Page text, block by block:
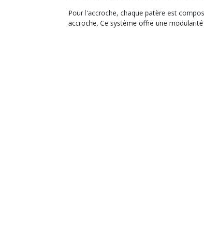
Pour l'accroche, chaque patère est
accroche. Ce système offre une